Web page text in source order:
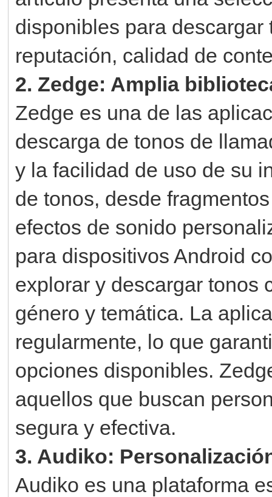
disponibles para
reputación, calidad de
2. Zedge: Amplia
Zedge es una de las
descarga de tonos de
y la facilidad de uso de su
de tonos, desde
efectos de sonido
para dispositivos Android
explorar y descargar tonos
género y temática. La
regularmente, lo que
opciones disponibles.
aquellos que buscan
segura y efectiva.
3. Audiko:
Audiko es una plataforma